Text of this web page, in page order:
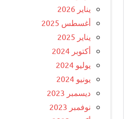
يناير 2026
أغسطس 2025
يناير 2025
أكتوبر 2024
يوليو 2024
يونيو 2024
ديسمبر 2023
نوفمبر 2023